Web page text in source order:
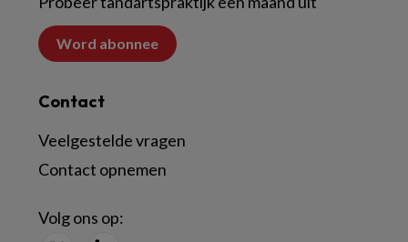
Word abonnee
Contact
Veelgestelde vragen
Contact opnemen
Volg ons op: